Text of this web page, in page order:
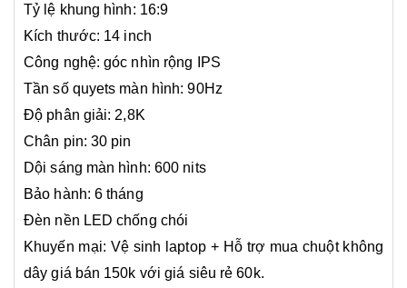
Tỷ lệ khung hình: 16:9
Kích thước: 14 inch
Công nghệ: góc nhìn rộng IPS
Tần số quyets màn hình: 90Hz
​Độ phân giải: 2,8K
Chân pin: 30 pin
Dội sáng màn hình: 600 nits
Bảo hành: 6 tháng
Đèn nền LED chống chói
Khuyến mại: Vệ sinh laptop + Hỗ trợ mua chuột không
dây giá bán 150k với giá siêu rẻ 60k.